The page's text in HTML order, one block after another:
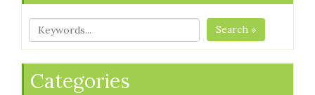
Search »
Categories